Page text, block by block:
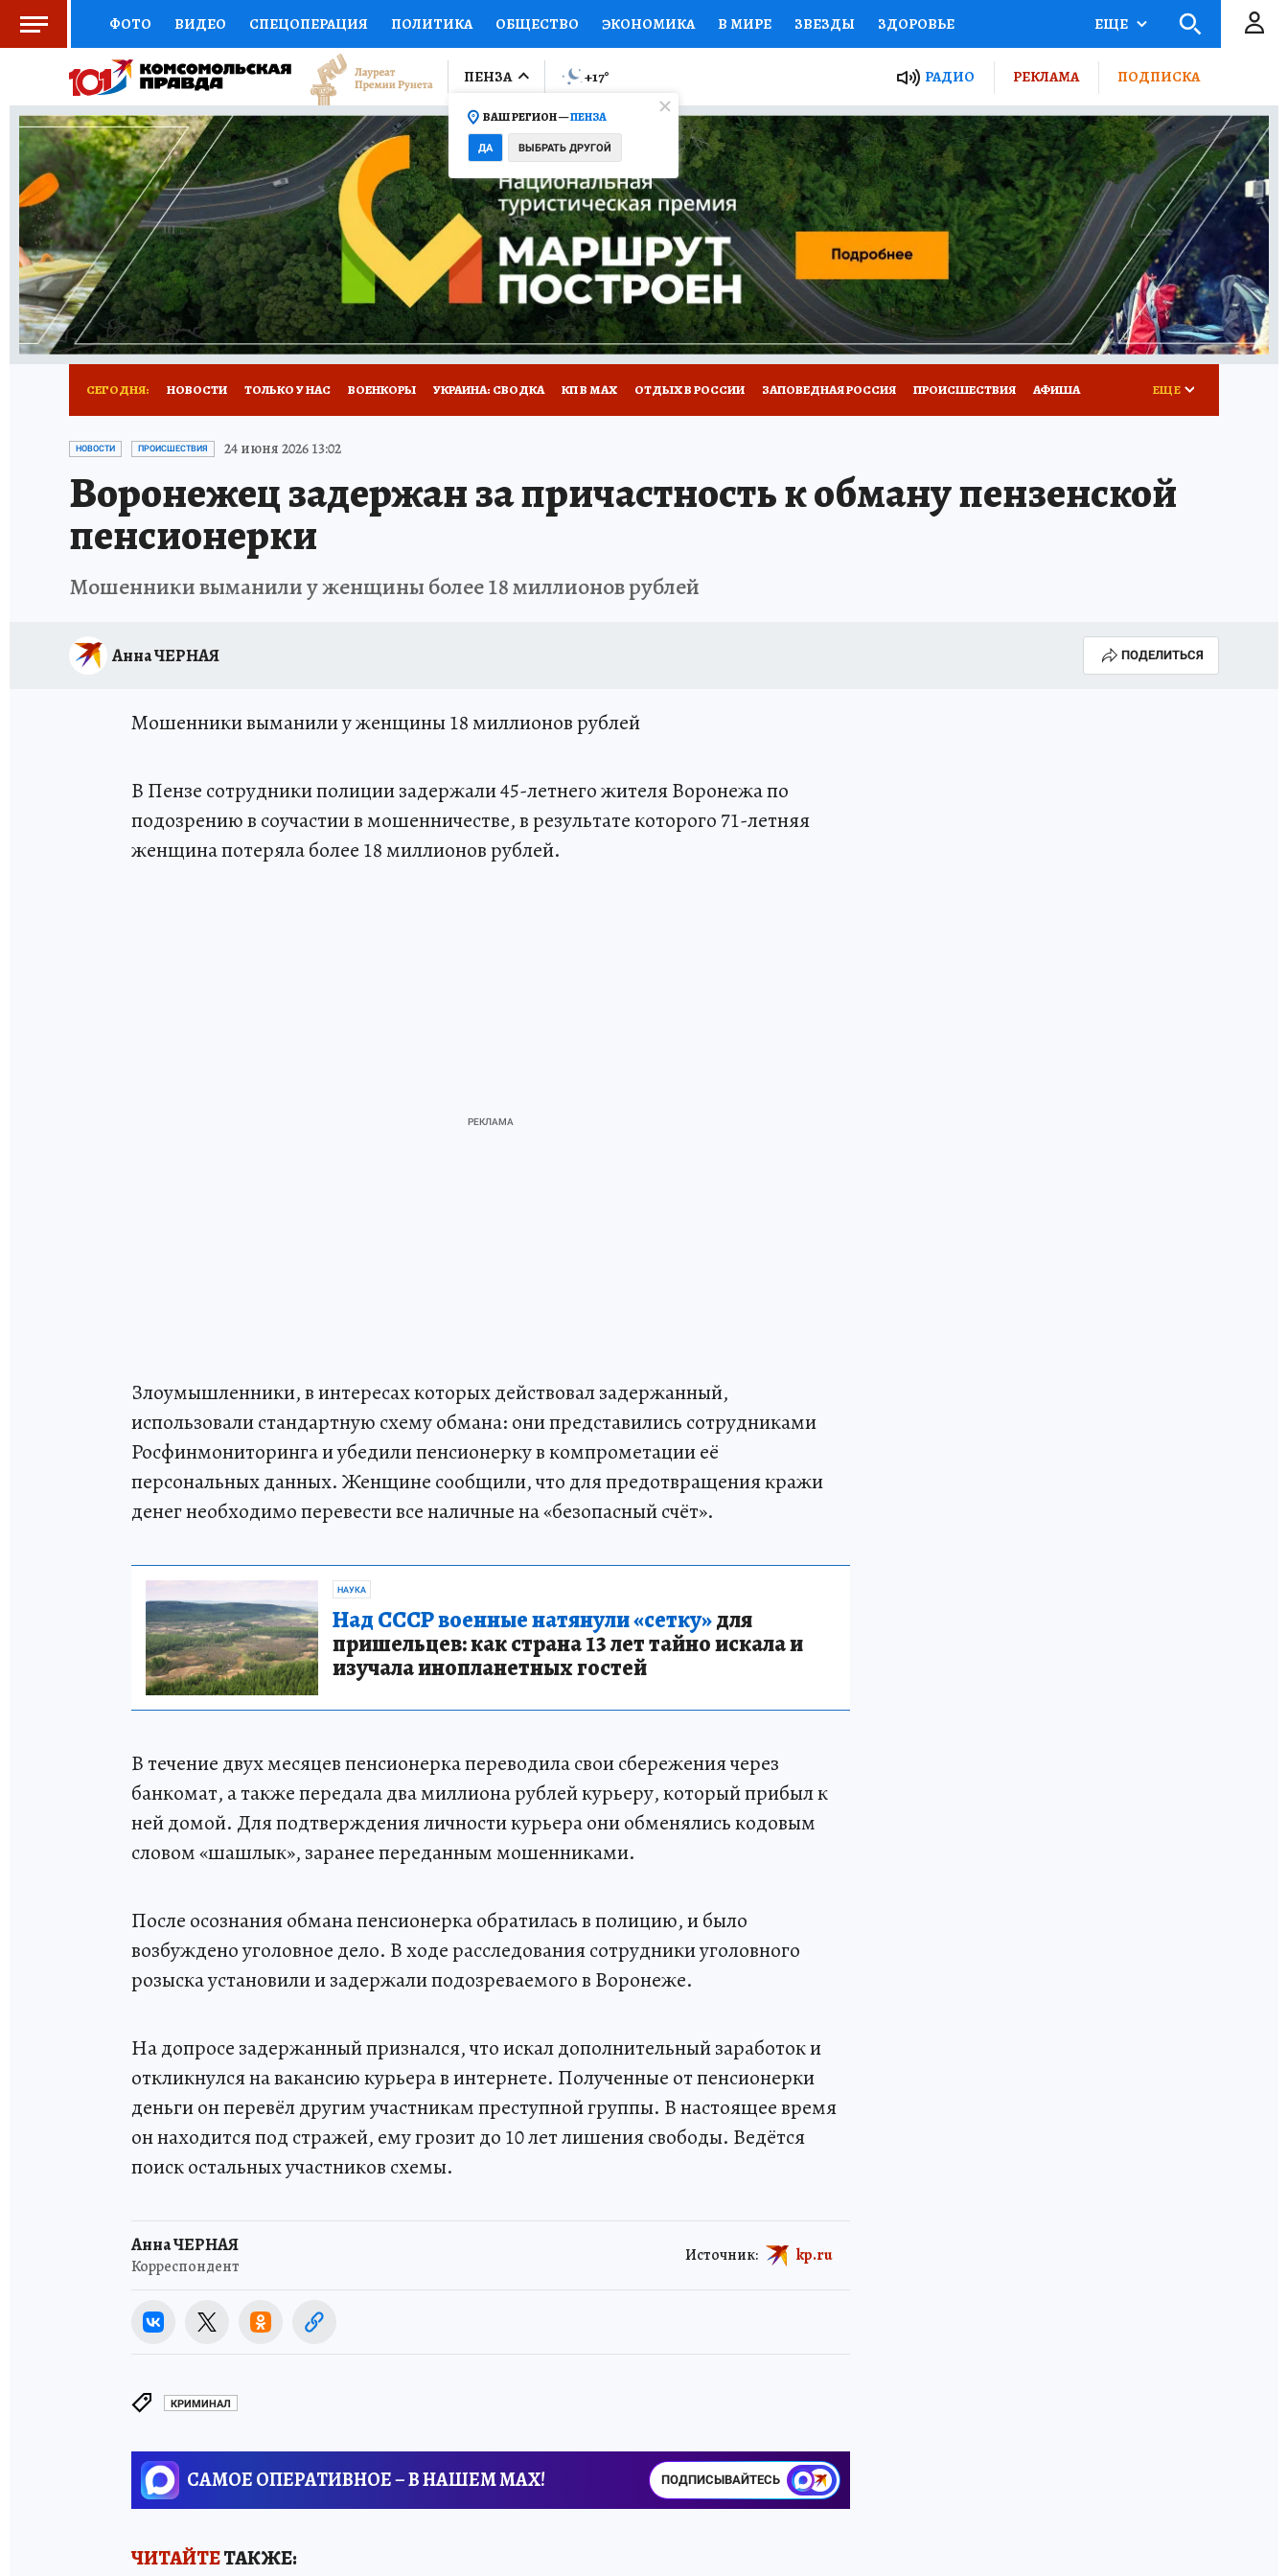
ФОТО ВИДЕО СПЕЦОПЕРАЦИЯ ПОЛИТИКА ОБЩЕСТВО ЭКОНОМИКА В МИРЕ ЗВЕЗДЫ ЗДОРОВЬЕ
СОЦПОДДЕРЖКА НАУКА СПОРТ КОЛУМНИСТЫ ПРОИСШЕСТВИЯ НАЦИОНАЛЬНЫЕ ПРОЕКТЫ РОССИИ
ВЫБОР ЭКСПЕРТОВ ДОКТОР ФИНАНСЫ ОТКРЫВАЕМ МИР Я ЗНАЮ СЕМЬЯ ЖЕНСКИЕ СЕКРЕТЫ ПУТЕВОДИТЕЛЬ
КНИЖНАЯ ПОЛКА ПРОГНОЗЫ НА СПОРТ ПРОМОКОДЫ СЕРИАЛЫ СПЕЦПРОЕКТЫ ДЕФИЦИТ ЖЕЛЕЗА ТУРИЗМ
ПРЕСС-ЦЕНТР НЕДВИЖИМОСТЬ ТЕЛЕВИЗОР КОЛЛЕКЦИИ КОНКУРСЫ РАБОТА У НАС ГИД ПОТРЕБИТЕЛЯ ВСЕ О КП
РАДИО КП РЕКЛАМА ТЕСТЫ НОВОЕ НА САЙТЕ
ЕЩЕ
ПЕНЗА
ВАШ РЕГИОН —ПЕНЗА
ДА ВЫБРАТЬ ДРУГОЙ
+17° РАДИО РЕКЛАМА ПОДПИСКА
СЕГОДНЯ: НОВОСТИ ТОЛЬКО У НАС ВОЕНКОРЫ УКРАИНА: СВОДКА КП В МАХ ОТДЫХ В РОССИИ ЗАПОВЕДНАЯ РОССИЯ ПРОИСШЕСТВИЯ АФИША
ИСПЫТАНО НА СЕБЕ
ЕЩЕ
НОВОСТИ ПРОИСШЕСТВИЯ 24 июня 2026 13:02
Воронежец задержан за причастность к обману пензенской
пенсионерки
Мошенники выманили у женщины более 18 миллионов рублей
Анна ЧЕРНАЯ ПОДЕЛИТЬСЯ
Мошенники выманили у женщины 18 миллионов рублей
В Пензе сотрудники полиции задержали 45-летнего жителя Воронежа по
подозрению в соучастии в мошенничестве, в результате которого 71-летняя
женщина потеряла более 18 миллионов рублей.
Злоумышленники, в интересах которых действовал задержанный,
использовали стандартную схему обмана: они представились сотрудниками
Росфинмониторинга и убедили пенсионерку в компрометации её
персональных данных. Женщине сообщили, что для предотвращения кражи
денег необходимо перевести все наличные на «безопасный счёт».
НАУКА
Над СССР военные натянули «сетку»для
пришельцев: как страна 13 лет тайно искала и
изучала инопланетных гостей
В течение двух месяцев пенсионерка переводила свои сбережения через
банкомат, а также передала два миллиона рублей курьеру, который прибыл к
ней домой. Для подтверждения личности курьера они обменялись кодовым
словом «шашлык», заранее переданным мошенниками.
После осознания обмана пенсионерка обратилась в полицию, и было
возбуждено уголовное дело. В ходе расследования сотрудники уголовного
розыска установили и задержали подозреваемого в Воронеже.
На допросе задержанный признался, что искал дополнительный заработок и
откликнулся на вакансию курьера в интернете. Полученные от пенсионерки
деньги он перевёл другим участникам преступной группы. В настоящее время
он находится под стражей, ему грозит до 10 лет лишения свободы. Ведётся
поиск остальных участников схемы.
Анна ЧЕРНАЯ
Корреспондент
Источник: kp.ru
КРИМИНАЛ
САМОЕ ОПЕРАТИВНОЕ – В НАШЕМ MAX! ПОДПИСЫВАЙТЕСЬ
ЧИТАЙТЕТАКЖЕ: